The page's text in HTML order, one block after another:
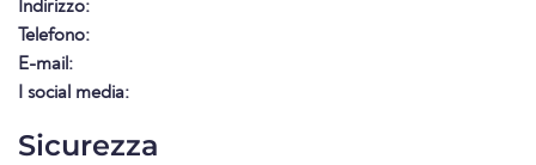
Indirizzo:
Telefono:
E-mail:
I social media:
Sicurezza